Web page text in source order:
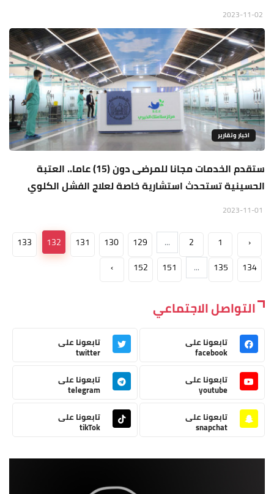
اخبار وتقارير
ستقدم الخدمات مجانا للمرضى دون (15) عاما.. العتبة
الحسينية تستحدث استشارية خاصة لعلاج الفشل الكلوي
‹
1
2
...
129
130
131
132
133
134
135
...
151
152
›
التواصل الاجتماعي
تابعونا على
facebook
تابعونا على
twitter
تابعونا على
youtube
تابعونا على
telegram
تابعونا على
snapchat
تابعونا على
tikTok